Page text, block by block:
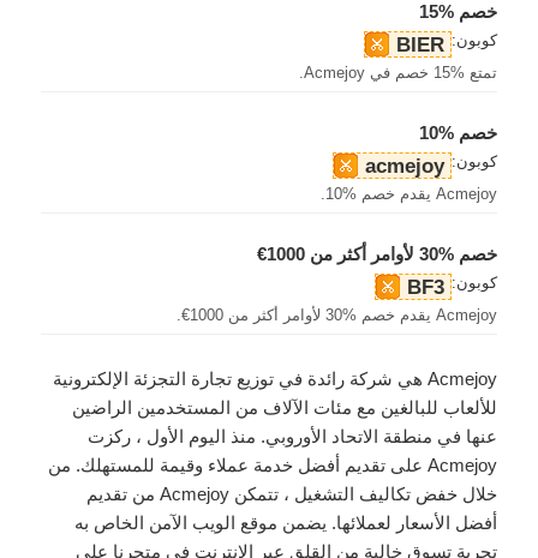
خصم %15
كوبون: BIER
تمتع %15 خصم في Acmejoy.
خصم %10
كوبون: acmejoy
Acmejoy يقدم خصم %10.
خصم %30 لأوامر أكثر من 1000€
كوبون: BF3
Acmejoy يقدم خصم %30 لأوامر أكثر من 1000€.
Acmejoy هي شركة رائدة في توزيع تجارة التجزئة الإلكترونية
للألعاب للبالغين مع مئات الآلاف من المستخدمين الراضين
عنها في منطقة الاتحاد الأوروبي. منذ اليوم الأول ، ركزت
Acmejoy على تقديم أفضل خدمة عملاء وقيمة للمستهلك. من
خلال خفض تكاليف التشغيل ، تتمكن Acmejoy من تقديم
أفضل الأسعار لعملائها. يضمن موقع الويب الآمن الخاص به
تجربة تسوق خالية من القلق عبر الإنترنت في متجرنا على